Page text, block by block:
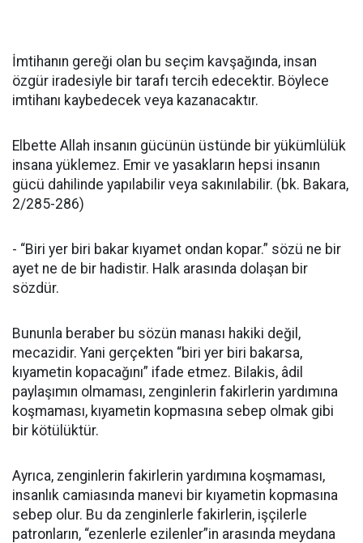
İmtihanın gereği olan bu seçim kavşağında, insan
özgür iradesiyle bir tarafı tercih edecektir. Böylece
imtihanı kaybedecek veya kazanacaktır.
Elbette Allah insanın gücünün üstünde bir yükümlülük
insana yüklemez. Emir ve yasakların hepsi insanın
gücü dahilinde yapılabilir veya sakınılabilir. (bk. Bakara,
2/285-286)
- “Biri yer biri bakar kıyamet ondan kopar.” sözü ne bir
ayet ne de bir hadistir. Halk arasında dolaşan bir
sözdür.
Bununla beraber bu sözün manası hakiki değil,
mecazidir. Yani gerçekten “biri yer biri bakarsa,
kıyametin kopacağını” ifade etmez. Bilakis, âdil
paylaşımın olmaması, zenginlerin fakirlerin yardımına
koşmaması, kıyametin kopmasına sebep olmak gibi
bir kötülüktür.
Ayrıca, zenginlerin fakirlerin yardımına koşmaması,
insanlık camiasında manevi bir kıyametin kopmasına
sebep olur. Bu da zenginlerle fakirlerin, işçilerle
patronların, “ezenlerle ezilenler”in arasında meydana